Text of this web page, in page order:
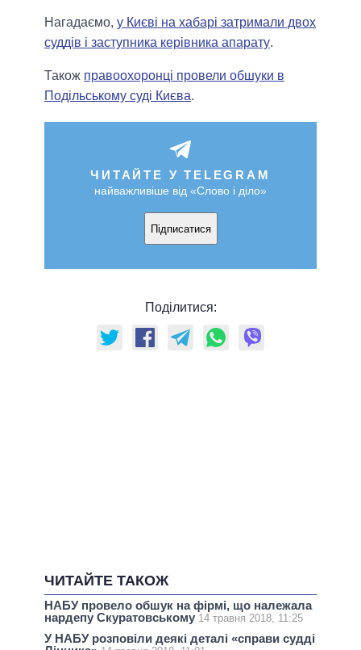
Нагадаємо, у Києві на хабарі затримали двох
суддів і заступника керівника апарату.
Також правоохоронці провели обшуки в
Подільському суді Києва.
ЧИТАЙТЕ У TELEGRAM
найважливіше від «Слово і діло»
Підписатися
Поділитися:
ЧИТАЙТЕ ТАКОЖ
НАБУ провело обшук на фірмі, що належала
нардепу Скуратовському 14 травня 2018, 11:25
У НАБУ розповіли деякі деталі «справи судді